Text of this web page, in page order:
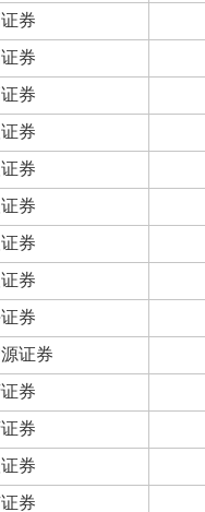
券
券
券
券
券
券
券
券
证券
证券
券
券
券
券